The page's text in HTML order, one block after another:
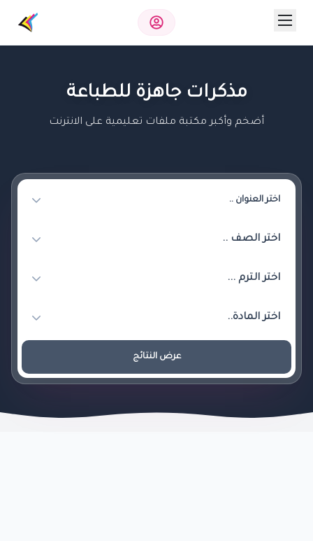
مذكرات جاهزة للطباعة
أضخم وأكبر مكتبة ملفات تعليمية على الانترنت
عرض النتائج